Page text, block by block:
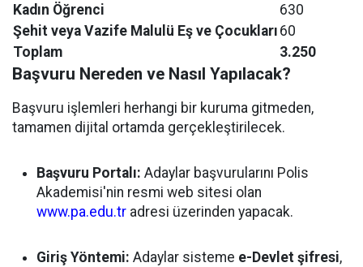
Kadın Öğrenci
630
Şehit veya Vazife Malulü Eş ve Çocukları 60
Toplam
3.250
Başvuru Nereden ve Nasıl Yapılacak?
Başvuru işlemleri herhangi bir kuruma gitmeden,
tamamen dijital ortamda gerçekleştirilecek.
Başvuru Portalı: Adaylar başvurularını Polis
Akademisi'nin resmi web sitesi olan
www.pa.edu.tr adresi üzerinden yapacak.
Giriş Yöntemi: Adaylar sisteme e-Devlet şifresi,